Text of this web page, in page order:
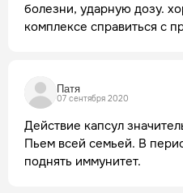
болезни, ударную дозу.
комплексе справиться с
иммунитет и легче
Патя
07 сентября 2020
Действие капсул
Пьем всей семьей. В
поднять иммунитет.